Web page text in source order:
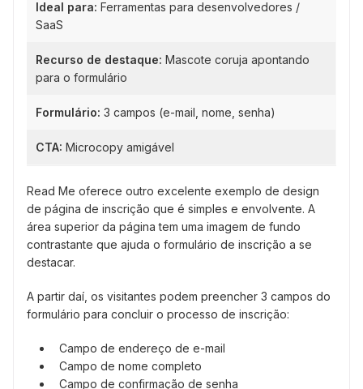
Ideal para: Ferramentas para desenvolvedores /
SaaS
Recurso de destaque: Mascote coruja apontando
para o formulário
Formulário: 3 campos (e-mail, nome, senha)
CTA: Microcopy amigável
Read Me oferece outro excelente exemplo de design
de página de inscrição que é simples e envolvente. A
área superior da página tem uma imagem de fundo
contrastante que ajuda o formulário de inscrição a se
destacar.
A partir daí, os visitantes podem preencher 3 campos do
formulário para concluir o processo de inscrição:
Campo de endereço de e-mail
Campo de nome completo
Campo de confirmação de senha